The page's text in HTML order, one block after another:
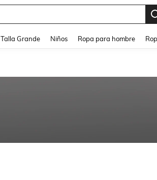
Talla Grande Niños Ropa para hombre